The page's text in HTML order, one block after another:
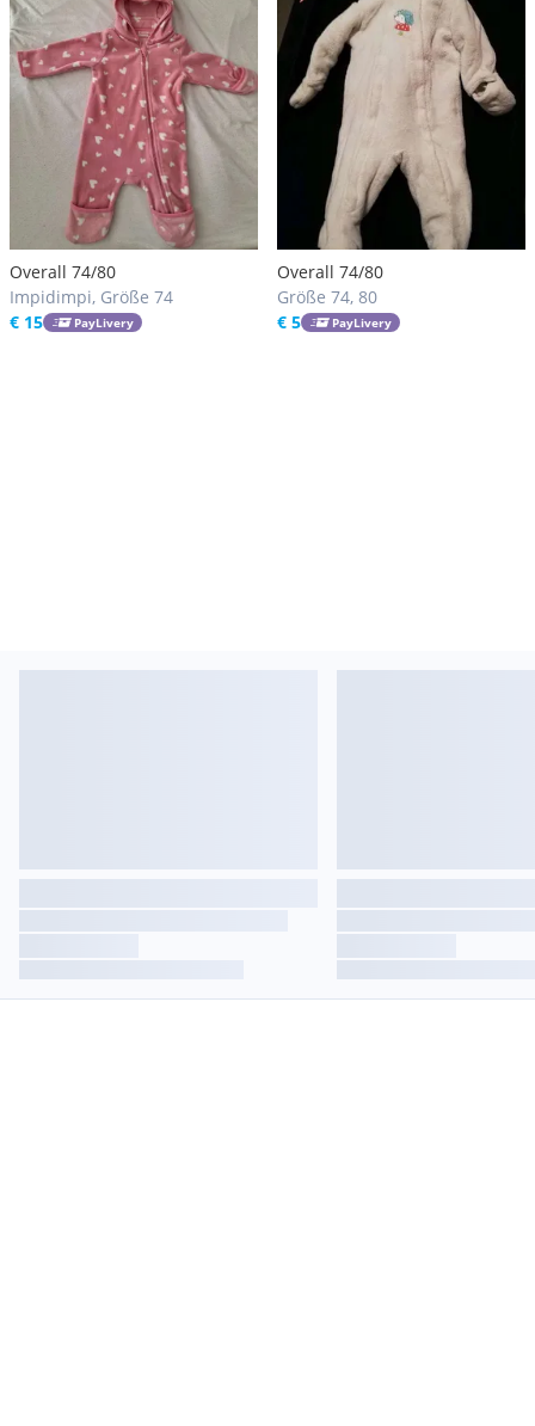
Overall 74/80
Impidimpi, Größe 74
€ 15
PayLivery
Overall 74/80
Größe 74, 80
€ 5
PayLivery